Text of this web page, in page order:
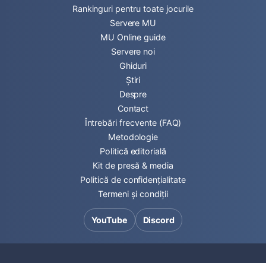
Rankinguri pentru toate jocurile
Servere MU
MU Online guide
Servere noi
Ghiduri
Știri
Despre
Contact
Întrebări frecvente (FAQ)
Metodologie
Politică editorială
Kit de presă & media
Politică de confidențialitate
Termeni și condiții
YouTube Discord